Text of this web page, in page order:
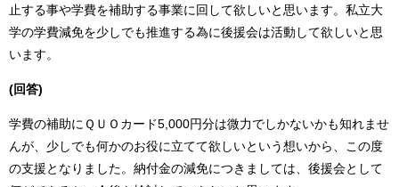
止する事や学費を補助する事業に回して欲しいと思います。私立大
学の学費減免を少しでも推進する為に後援会は活動して欲しいと思
います。
(回答)
学費の補助にＱＵＯカード5,000円分は微力でしかないかも知れませ
んが、少しでも何かのお役に立てて欲しいという想いから、この度
の支援となりました。納付金の減免につきましては、後援会として